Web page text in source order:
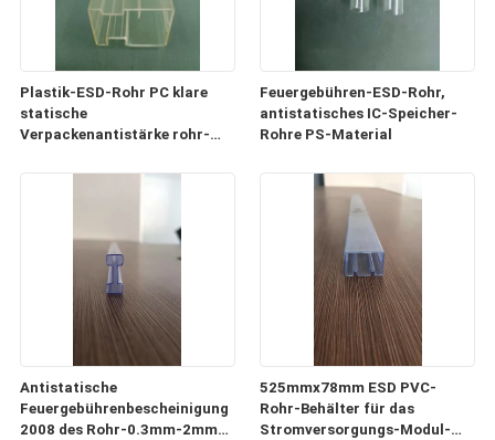
Plastik-ESD-Rohr PC klare
statische
Verpackenantistärke rohr-
Feuergebühren-ESD-Rohr,
antistatisches IC-Speicher-
Rohre PS-Material
Antistatische
Feuergebührenbescheinigung
2008 des Rohr-0.3mm-2mm
525mmx78mm ESD PVC-
Rohr-Behälter für das
Stromversorgungs-Modul-